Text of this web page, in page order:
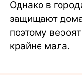
Однако в
защищают
поэтому
крайне мала.